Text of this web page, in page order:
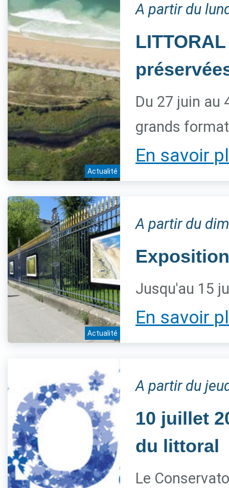
Actualité
A partir du
Du 27 juin au
grands
En savoir
Actualité
A partir du
Jusqu'au 15
En savoir
A partir du
10 juillet
du littoral
Le